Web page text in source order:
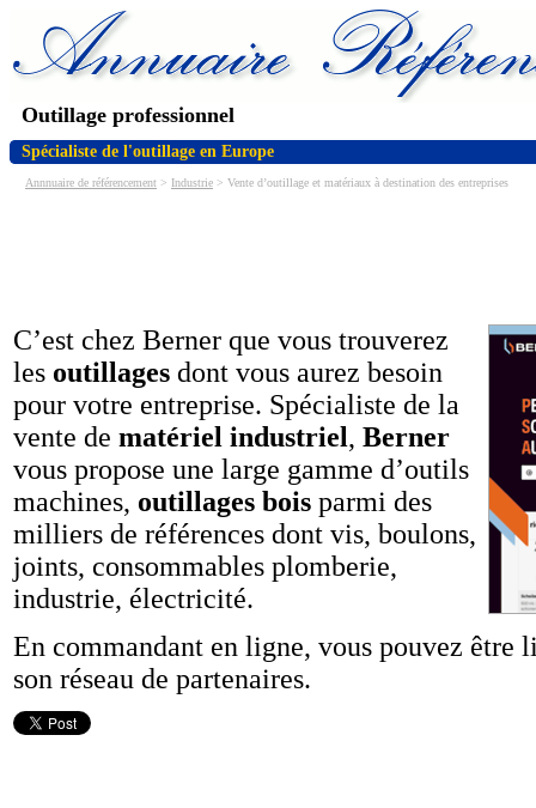
Outillage professionnel
Spécialiste de l'outillage en Europe
Annnuaire de référencement > Industrie > Vente d’outillage et matériaux à destination des entreprises
C’est chez Berner que vous trouverez
les outillages dont vous aurez besoin
pour votre entreprise. Spécialiste de la
vente de matériel industriel, Berner
vous propose une large gamme d’outils
machines, outillages bois parmi des
milliers de références dont vis, boulons,
joints, consommables plomberie,
industrie, électricité.
En commandant en ligne, vous pouvez être
son réseau de partenaires.